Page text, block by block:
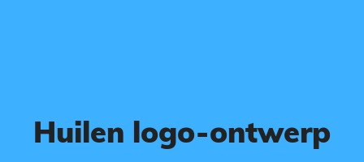
Huilen logo-ontwerp